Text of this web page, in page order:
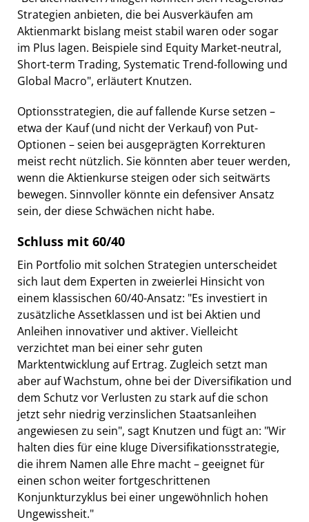
Strategien anbieten, die bei Ausverkäufen am
Aktienmarkt bislang meist stabil waren oder sogar
im Plus lagen. Beispiele sind Equity Market-neutral,
Short-term Trading, Systematic Trend-following und
Global Macro", erläutert Knutzen.
Optionsstrategien, die auf fallende Kurse setzen –
etwa der Kauf (und nicht der Verkauf) von Put-
Optionen – seien bei ausgeprägten Korrekturen
meist recht nützlich. Sie könnten aber teuer werden,
wenn die Aktienkurse steigen oder sich seitwärts
bewegen. Sinnvoller könnte ein defensiver Ansatz
sein, der diese Schwächen nicht habe.
Schluss mit 60/40
Ein Portfolio mit solchen Strategien unterscheidet
sich laut dem Experten in zweierlei Hinsicht von
einem klassischen 60/40-Ansatz: "Es investiert in
zusätzliche Assetklassen und ist bei Aktien und
Anleihen innovativer und aktiver. Vielleicht
verzichtet man bei einer sehr guten
Marktentwicklung auf Ertrag. Zugleich setzt man
aber auf Wachstum, ohne bei der Diversifikation und
dem Schutz vor Verlusten zu stark auf die schon
jetzt sehr niedrig verzinslichen Staatsanleihen
angewiesen zu sein", sagt Knutzen und fügt an: "Wir
halten dies für eine kluge Diversifikationsstrategie,
die ihrem Namen alle Ehre macht – geeignet für
einen schon weiter fortgeschrittenen
Konjunkturzyklus bei einer ungewöhnlich hohen
Ungewissheit."